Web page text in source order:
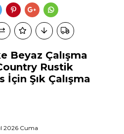
Beyaz Çalışma
Rustik
İçin Şık Çalışma
2026 Cuma